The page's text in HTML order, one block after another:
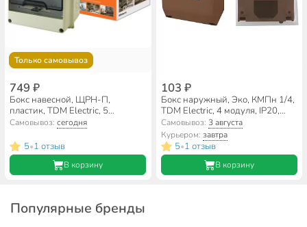
Только самовывоз
749 ₽
Бокс навесной, ЩРН-П,
пластик, TDM Electric, 5
модулей, IP65, SQ0908-0001
Самовывоз:сегодня
5•1 отзыв
В корзину
103 ₽
Бокс наружный, Эко, КМПн 1/4,
TDM Electric, 4 модуля, IP20,
бук, SQ0907-0402
Самовывоз: 3 августа
Курьером: завтра
5•1 отзыв
В корзину
Популярные бренды